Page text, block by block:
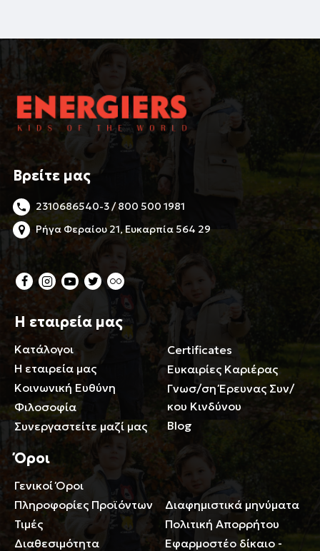
Βρείτε μας
2310686540-3 / 800 500 1981
Ρήγα Φεραίου 21, Ευκαρπία 564 29
Η εταιρεία μας
Κατάλογοι
Η εταιρεία μας
Κοινωνική Ευθύνη
Φιλοσοφία
Συνεργαστείτε μαζί μας
Certificates
Ευκαιρίες Καριέρας
Γνωσ/ση Έρευνας Συν/
κου Κινδύνου
Blog
Όροι
Γενικοί Όροι
Πληροφορίες Προϊόντων
Τιμές
Διαθεσιμότητα
Περιορισμοί ευθύνης
Διαφημιστικά μηνύματα
Πολιτική Απορρήτου
Εφαρμοστέο δίκαιο -